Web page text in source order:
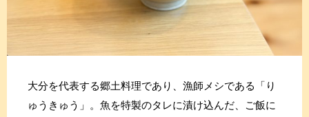
大分を代表する郷土料理であり、漁師メシである「り
ゅうきゅう」。魚を特製のタレに漬け込んだ、ご飯に